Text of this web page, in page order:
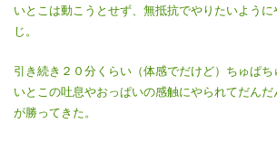
いとこは動こうとせず、無抵抗でやりたいよう
じ。
引き続き２０分くらい（体感でだけど）ちゅぱち
いとこの吐息やおっぱいの感触にやられてだん
が勝ってきた。